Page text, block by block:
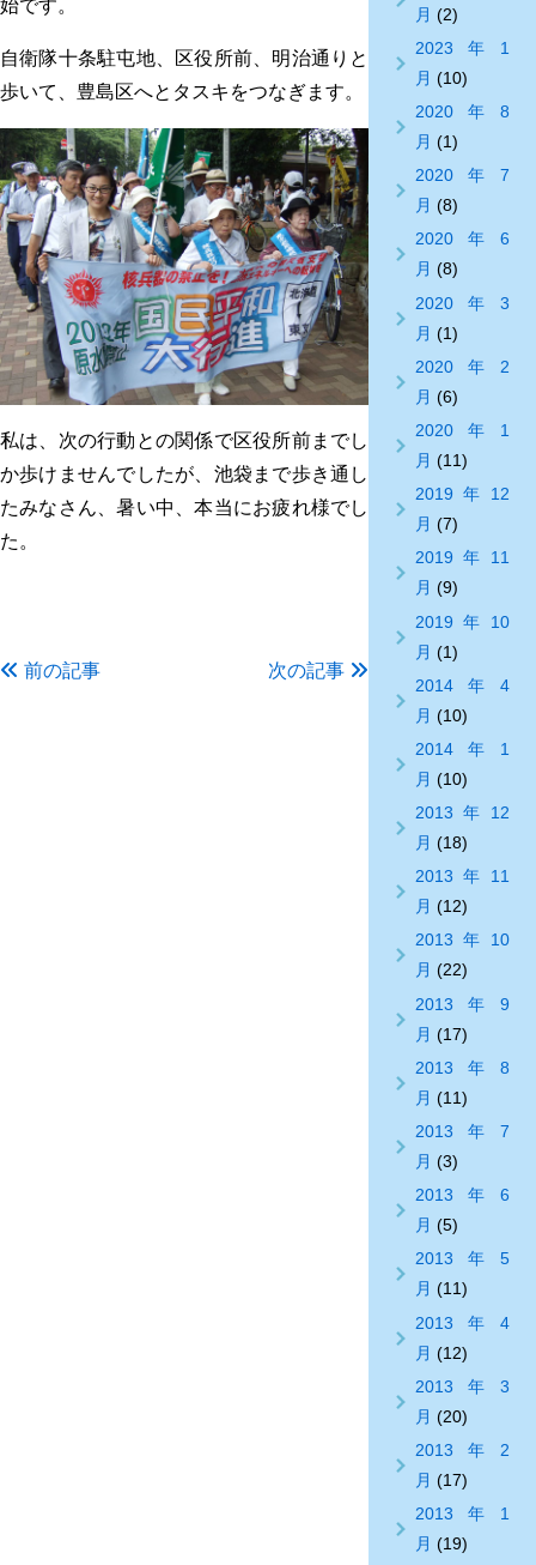
始です。
自衛隊十条駐屯地、区役所前、明治通りと
歩いて、豊島区へとタスキをつなぎます。
私は、次の行動との関係で区役所前までし
か歩けませんでしたが、池袋まで歩き通し
たみなさん、暑い中、本当にお疲れ様でし
た。
前の記事 次の記事
月 (2)
2023年1
月 (10)
2020年8
月 (1)
2020年7
月 (8)
2020年6
月 (8)
2020年3
月 (1)
2020年2
月 (6)
2020年1
月 (11)
2019年12
月 (7)
2019年11
月 (9)
2019年10
月 (1)
2014年4
月 (10)
2014年1
月 (10)
2013年12
月 (18)
2013年11
月 (12)
2013年10
月 (22)
2013年9
月 (17)
2013年8
月 (11)
2013年7
月 (3)
2013年6
月 (5)
2013年5
月 (11)
2013年4
月 (12)
2013年3
月 (20)
2013年2
月 (17)
2013年1
月 (19)